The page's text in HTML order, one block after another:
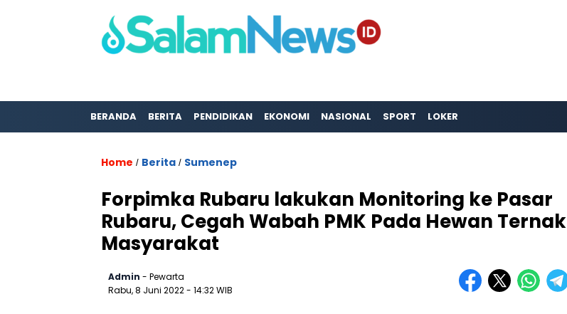
BERANDA BERITA PENDIDIKAN EKONOMI NASIONAL SPORT LOKER
Home / Berita / Sumenep
Forpimka Rubaru lakukan Monitoring ke Pasar
Rubaru, Cegah Wabah PMK Pada Hewan Ternak
Masyarakat
Admin - Pewarta
Rabu, 8 Juni 2022- 14:32 WIB